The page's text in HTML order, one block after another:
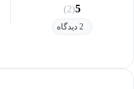
5
(2)
2 دیدگاه